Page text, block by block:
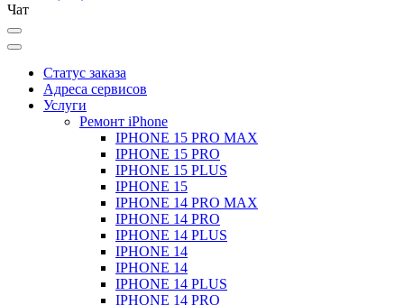
Чат
Статус заказа
Адреса сервисов
Услуги
Ремонт iPhone
IPHONE 15 PRO MAX
IPHONE 15 PRO
IPHONE 15 PLUS
IPHONE 15
IPHONE 14 PRO MAX
IPHONE 14 PRO
IPHONE 14 PLUS
IPHONE 14
IPHONE 14
IPHONE 14 PLUS
IPHONE 14 PRO